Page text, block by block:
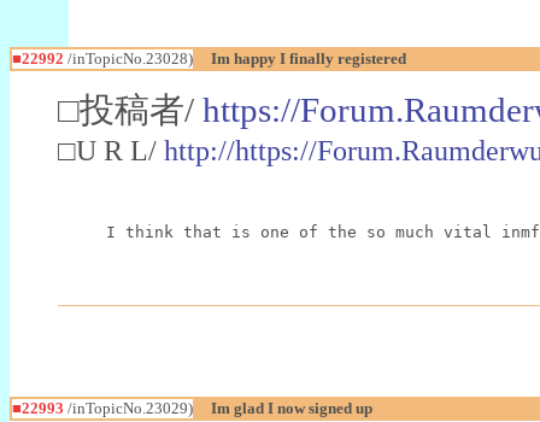
■22992 /inTopicNo.23028) Im happy I finally registered
□投稿者/ https://
□U R L/ http://https://
I think that is one of the so much vital
■22993 /inTopicNo.23029) Im glad I now signed up